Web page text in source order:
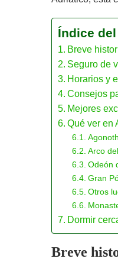
Índice
Breve
Seguro de
Horarios y
Consejos
Mejores
Qué ver en
Arco
Odeón
Gran
Otros
Dormir
Breve